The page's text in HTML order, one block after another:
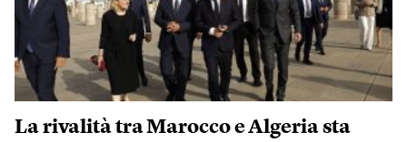
La rivalità tra Marocco e Algeria sta